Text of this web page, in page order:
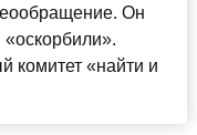
Он
«оскорбили».
комитет «найти и